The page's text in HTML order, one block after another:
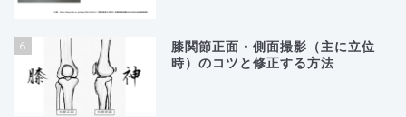
6
膝関節正面・側面撮影（主に立位
時）のコツと修正する方法